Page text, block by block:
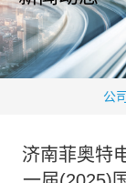
公
济南菲奥特